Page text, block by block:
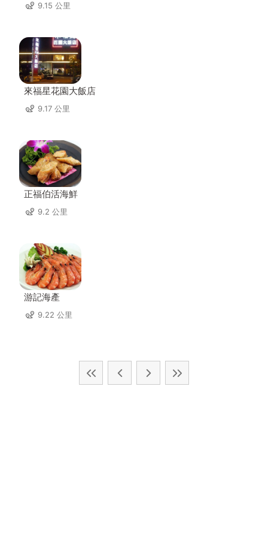
9.15 公里
來福星花園大飯店
9.17 公里
正福伯活海鮮
9.2 公里
游記海產
9.22 公里